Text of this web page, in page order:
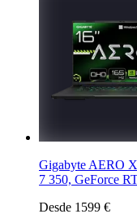
Gigabyte AERO
7 350, GeForce
Desde 1599 €